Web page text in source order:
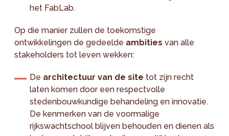
het FabLab.
Op die manier zullen de toekomstige
ontwikkelingen de gedeelde ambitiesvan alle
stakeholders tot leven wekken:
De architectuur van de site tot zijn recht
laten komen door een respectvolle
stedenbouwkundige behandeling en innovatie.
De kenmerken van de voormalige
rijkswachtschool blijven behouden en dienen als